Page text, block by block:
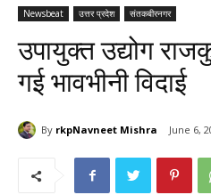
Newsbeat उत्तर प्रदेश संतकबीरनगर
उपायुक्त उद्योग
गई भावभीनी विदाई
By rkpNavneet Mishra June 6,